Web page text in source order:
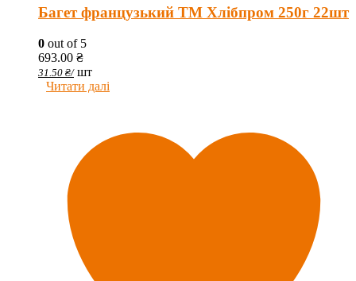
Багет французький ТМ Хлібпром 250г 22шт
0 out of 5
693.00 ₴
31.50 ₴/ шт
Читати далі